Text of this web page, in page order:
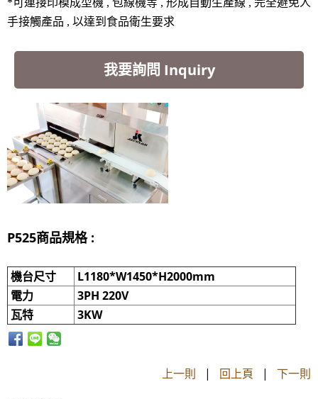
手接觸產品 , 以達到食品衛生要求
我要詢問 Inquiry
P525商品規格 :
機台尺寸
L1180*W1450*H2000mm
電力
3PH 220V
瓦特
3KW
上一則 | 回上頁 | 下一則